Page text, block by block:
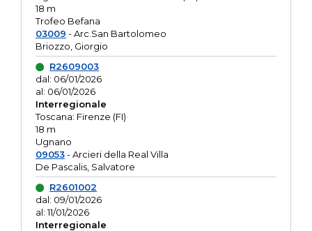
18 m
Trofeo Befana
03009 - Arc.San Bartolomeo
Briozzo, Giorgio
R2609003
dal: 06/01/2026
al: 06/01/2026
Interregionale
Toscana: Firenze (FI)
18 m
Ugnano
09053- Arcieri della Real Villa
De Pascalis, Salvatore
R2601002
dal: 09/01/2026
al: 11/01/2026
Interregionale